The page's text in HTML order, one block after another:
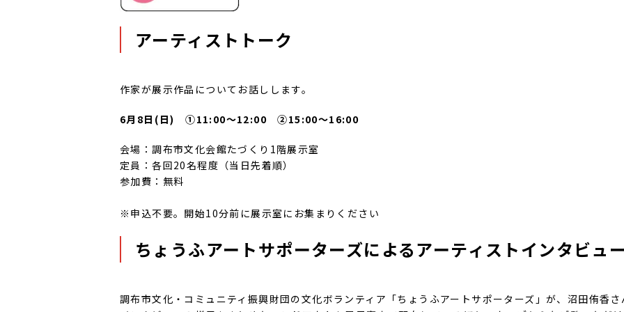
アーティストトーク
作家が展示作品についてお話しします。
6月8日(日)①11:00～12:00 ②15:00～16:00
会場：調布市文化会館たづくり1階展示室
定員：各回20名程度（当日先着順）
参加費：無料
※申込不要。開始10分前に展示室にお集まりください
ちょうふアートサポーターズによるアーティストインタビュー
調布市文化・コミュニティ振興財団の文化ボランティア「ちょうふアートサポーターズ」が、沼田侑香さ